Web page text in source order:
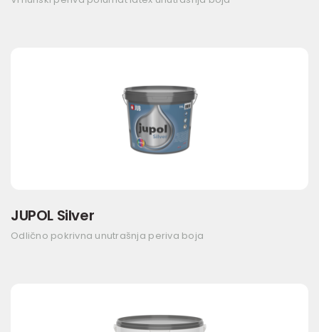
JUPOL Silver
Odlično pokrivna unutrašnja periva boja